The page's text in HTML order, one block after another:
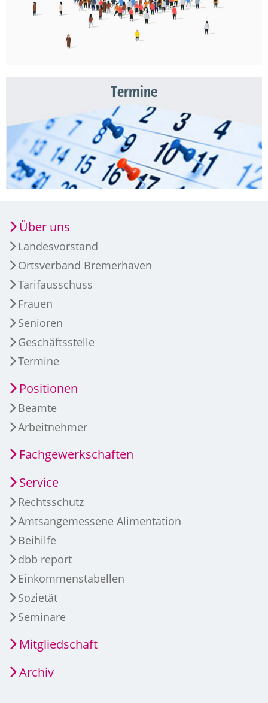
Termine
Über uns
Landesvorstand
Ortsverband Bremerhaven
Tarifausschuss
Frauen
Senioren
Geschäftsstelle
Termine
Positionen
Beamte
Arbeitnehmer
Fachgewerkschaften
Service
Rechtsschutz
Amtsangemessene Alimentation
Beihilfe
dbb report
Einkommenstabellen
Sozietät
Seminare
Mitgliedschaft
Archiv